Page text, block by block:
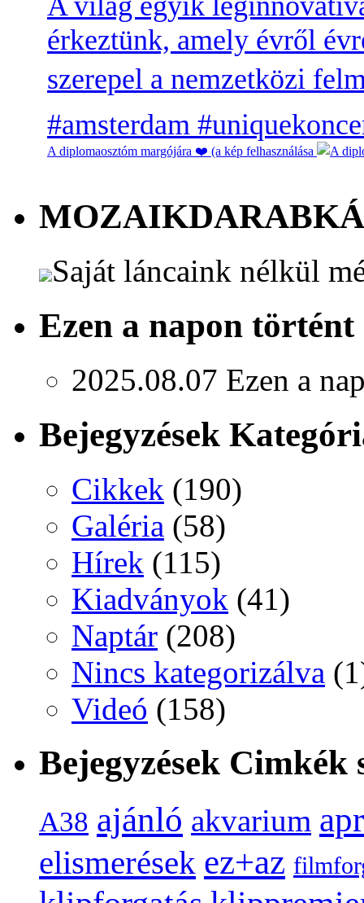
A diplomaosztóm margójára ❤️ (a kép felhasználása
Saját láncaink nélkül
Ezen a napon történt
2025.08.07 Ezen a
Bejegyzések
Cikkek (190)
Galéria (58)
Hírek (115)
Kiadványok (41)
Naptár (208)
Nincs kategorizálva
Videó (158)
Bejegyzések Cimkék
A38 ajánló akvarium
elismerések ez+az